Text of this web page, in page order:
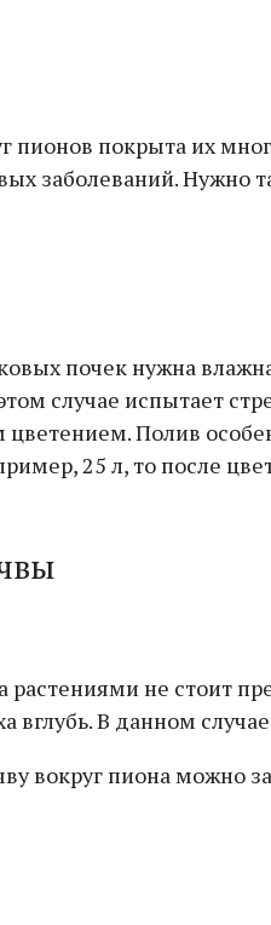
пионов покрыта их
заболеваний. Нужно
почек нужна
этом случае испытает
Полив
25 л, то после
не стоит
вглубь. В данном
вокруг пиона можно